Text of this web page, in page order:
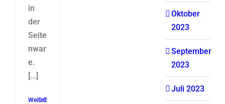
in
der
Seite
nwar
e.
[...]
Weiterlesen
0
Oktober
2023
September
2023
Juli 2023